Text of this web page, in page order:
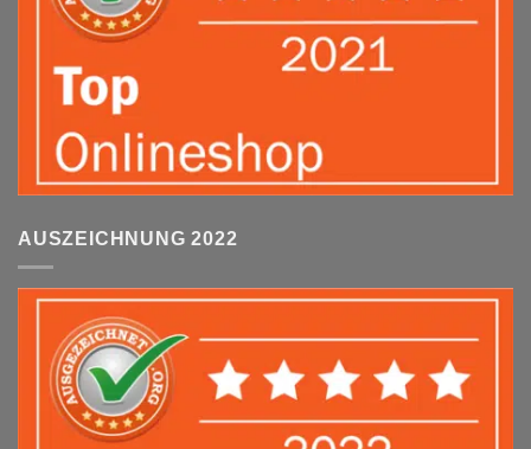
AUSZEICHNUNG 2022